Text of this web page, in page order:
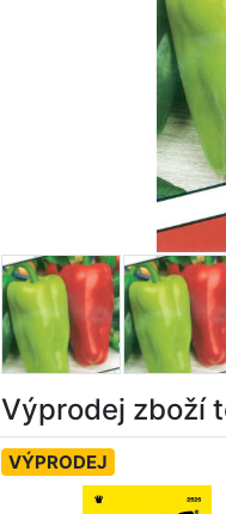
Výprodej zboží
VÝPRODEJ